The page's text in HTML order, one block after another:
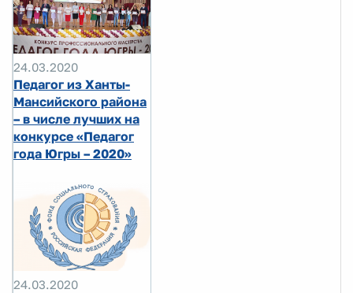
24.03.2020
Педагог из Ханты-
Мансийского района
– в числе лучших на
конкурсе «Педагог
года Югры – 2020»
24.03.2020